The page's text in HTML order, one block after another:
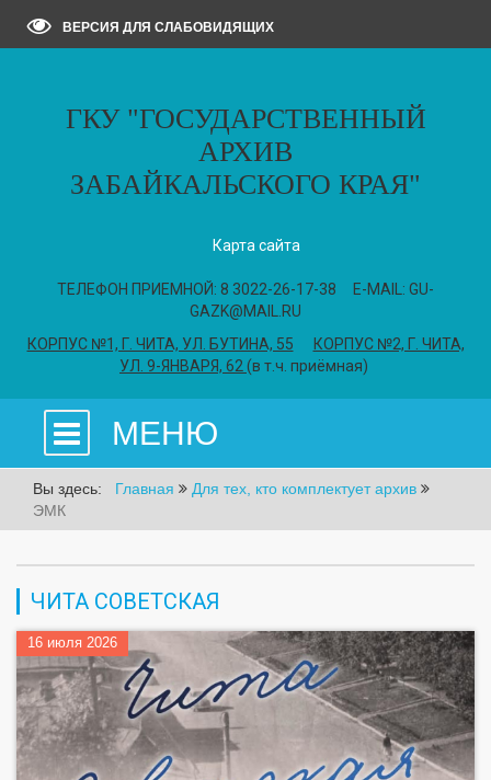
ВЕРСИЯ ДЛЯ СЛАБОВИДЯЩИХ
ГКУ "ГОСУДАРСТВЕННЫЙ
АРХИВ
ЗАБАЙКАЛЬСКОГО КРАЯ"
Карта сайта
ТЕЛЕФОН ПРИЕМНОЙ: 8 3022-26-17-38 E-MAIL: GU-
GAZK@MAIL.RU
КОРПУС №1, Г. ЧИТА, УЛ. БУТИНА, 55
КОРПУС №2, Г. ЧИТА,
УЛ. 9-ЯНВАРЯ, 62 (в т.ч. приёмная)
МЕНЮ
Вы здесь: Главная
Для тех, кто комплектует архив
ЭМК
ЧИТА СОВЕТСКАЯ
16 июля 2026